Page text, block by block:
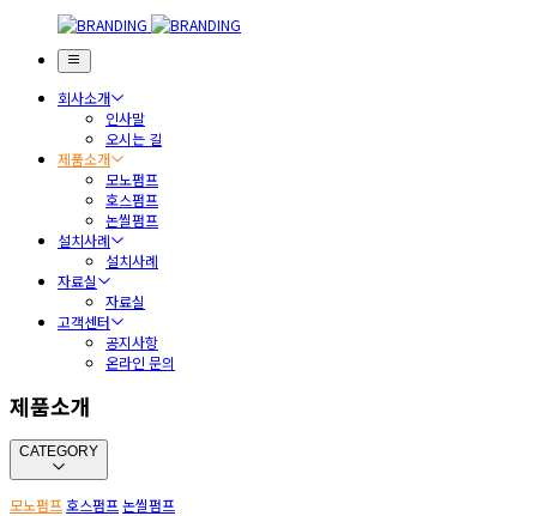
회사소개
인사말
오시는 길
제품소개
모노펌프
호스펌프
논씰펌프
설치사례
설치사례
자료실
자료실
고객센터
공지사항
온라인 문의
제품소개
CATEGORY
모노펌프 호스펌프 논씰펌프